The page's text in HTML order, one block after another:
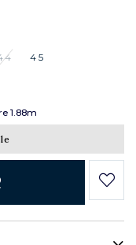
45
1.88m